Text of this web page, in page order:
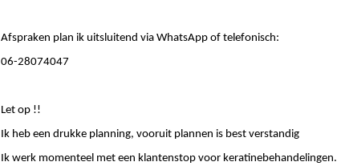
Afspraken plan ik uitsluitend via WhatsApp of telefonisch:
06-28074047
Let op !!
Ik heb een drukke planning, vooruit plannen is best verstandig
Ik werk momenteel met een klantenstop voor keratinebehandelingen.